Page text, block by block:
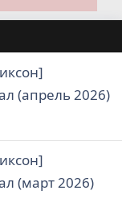
(апрель 2026)
(март 2026)